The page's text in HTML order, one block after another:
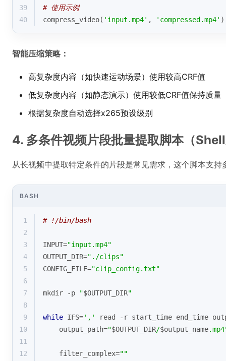
39
# 使用示例
40
compress_video( 'input.mp4' , 'compressed.mp4' )
智能压缩策略：
高复杂度内容（如快速运动场景）使用较高CRF值
低复杂度内容（如静态演示）使用较低CRF值保持质量
根据复杂度自动选择x265预设级别
4. 多条件视频片段批量提取脚本（
从长视频中提取特定条件的片段是常见需求，这个脚本支持
BASH
1
# !/bin/bash
2
3
INPUT="input.mp4"
4
OUTPUT_DIR="./clips"
5
CONFIG_FILE="clip_config.txt"
6
7
mkdir -p "$OUTPUT_DIR"
8
9
while IFS=',' read
-r start_time end_time
10
    output_path=
"$OUTPUT_DIR/$output_name
11
12
    filter_complex=
""